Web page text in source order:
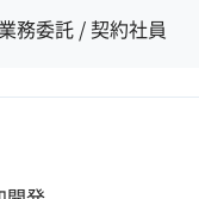
務委託 / 契約社員